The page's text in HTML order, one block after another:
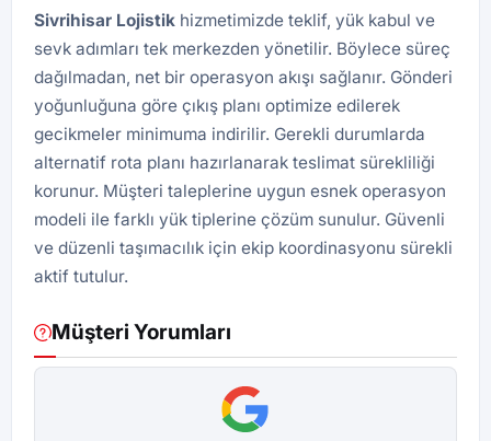
Sivrihisar Lojistik hizmetimizde teklif, yük kabul ve
sevk adımları tek merkezden yönetilir. Böylece süreç
dağılmadan, net bir operasyon akışı sağlanır. Gönderi
yoğunluğuna göre çıkış planı optimize edilerek
gecikmeler minimuma indirilir. Gerekli durumlarda
alternatif rota planı hazırlanarak teslimat sürekliliği
korunur. Müşteri taleplerine uygun esnek operasyon
modeli ile farklı yük tiplerine çözüm sunulur. Güvenli
ve düzenli taşımacılık için ekip koordinasyonu sürekli
aktif tutulur.
Müşteri Yorumları